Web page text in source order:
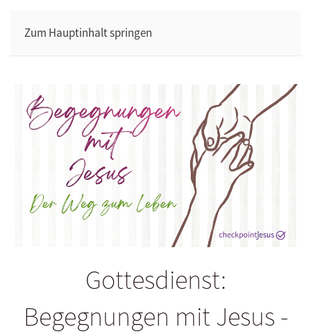
Zum Hauptinhalt springen
Gottesdienst:
Begegnungen mit Jesus -